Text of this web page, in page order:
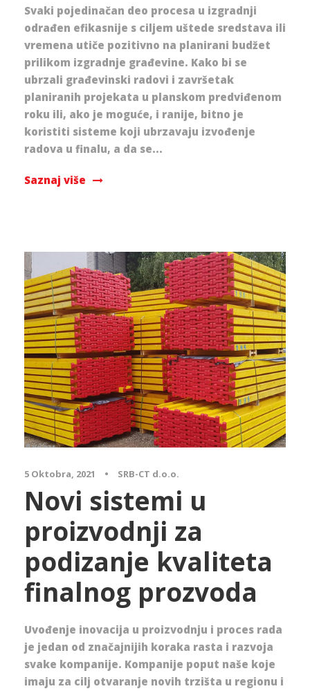
Svaki pojedinačan deo procesa u izgradnji
odrađen efikasnije s ciljem uštede sredstava ili
vremena utiče pozitivno na planirani budžet
prilikom izgradnje građevine. Kako bi se
ubrzali građevinski radovi i završetak
planiranih projekata u planskom predviđenom
roku ili, ako je moguće, i ranije, bitno je
koristiti sisteme koji ubrzavaju izvođenje
radova u finalu, a da se...
Saznaj više
Array
5 Oktobra, 2021 • SRB-CT d.o.o.
Novi sistemi u
proizvodnji za
podizanje kvaliteta
finalnog prozvoda
Uvođenje inovacija u proizvodnju i proces rada
je jedan od značajnijih koraka rasta i razvoja
svake kompanije. Kompanije poput naše koje
imaju za cilj otvaranje novih trzišta u regionu i